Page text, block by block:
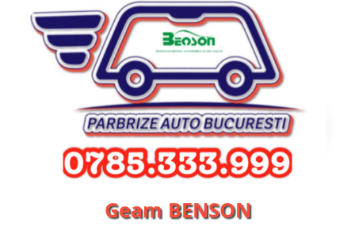
Geam BENSON